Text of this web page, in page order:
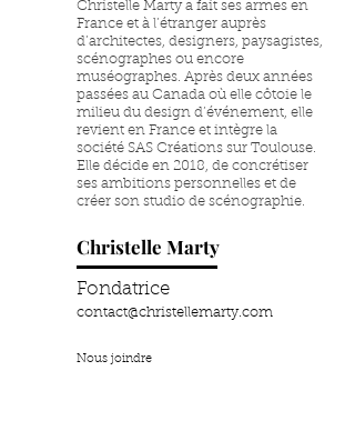
Christelle Marty a fait ses armes en
France et à l’étranger auprès
d’architectes, designers, paysagistes,
scénographes ou encore
muséographes. Après deux années
passées au Canada où elle côtoie le
milieu du design d’événement, elle
revient en France et intègre la
société SAS Créations sur Toulouse.
Elle décide en 2018, de concrétiser
ses ambitions personnelles et de
créer son studio de scénographie.
Christelle Marty
Fondatrice
contact@christellemarty.com
Nous joindre